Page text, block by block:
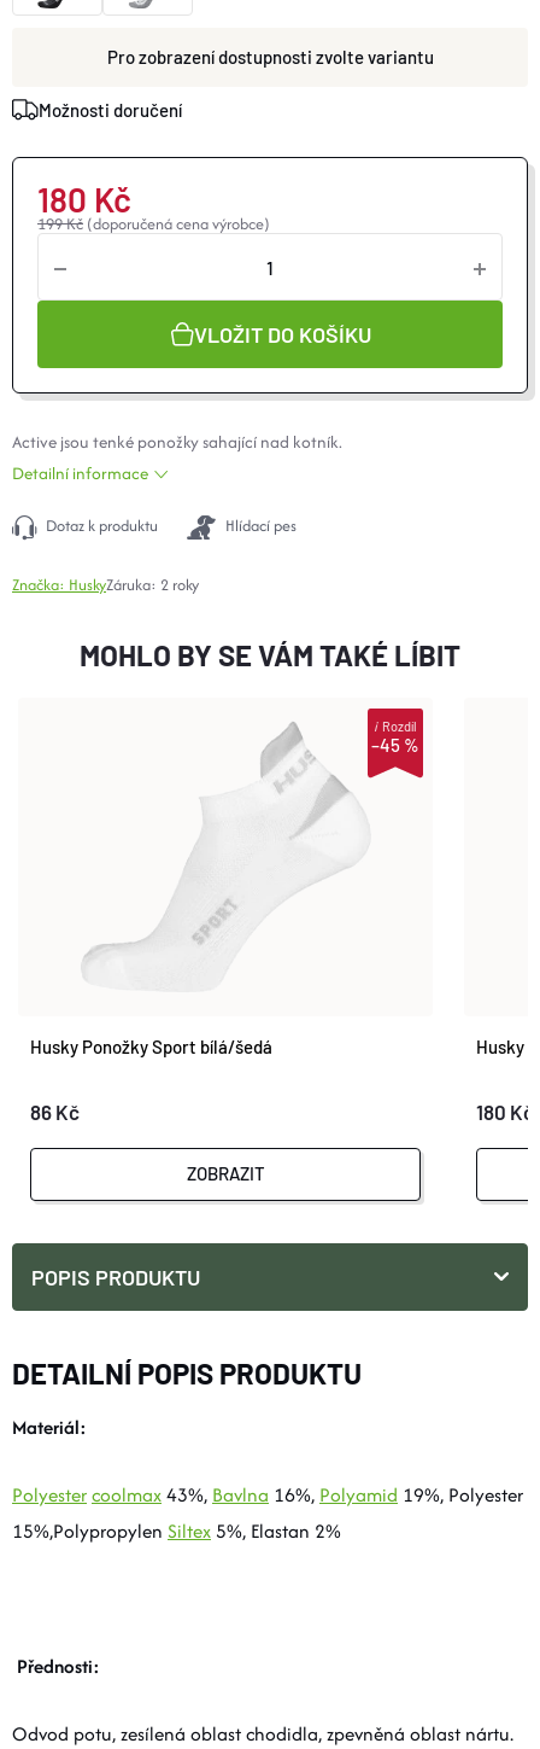
O nás
Moje objednávka
zvolte variantu
Možnosti doručení
199 Kč (doporučená cena výrobce)
180 Kč
VLOŽIT DO KOŠÍKU
Active jsou tenké ponožky sahající nad kotník.
Detailní informace
Dotaz k produktu Hlídací pes
Značka: HuskyZáruka: 2 roky
MOHLO BY SE VÁM TAKÉ LÍBIT
–45 %
iRozdíl
Husky Ponožky Sport bílá/šedá
86 Kč
ZOBRAZIT
Husky
180 Kč
POPIS PRODUKTU
DETAILNÍ POPIS PRODUKTU
Materiál:
Polyestercoolmax43%, Bavlna 16%, Polyamid 19%, Polyester
15%,Polypropylen Siltex 5%, Elastan 2%
Přednosti:
Odvod potu, zesílená oblast chodidla, zpevněná oblast nártu.